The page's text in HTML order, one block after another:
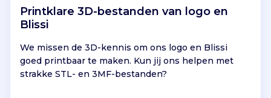
Printklare 3D-bestanden van logo en
Blissi
We missen de 3D-kennis om ons logo en Blissi
goed printbaar te maken. Kun jij ons helpen met
strakke STL- en 3MF-bestanden?